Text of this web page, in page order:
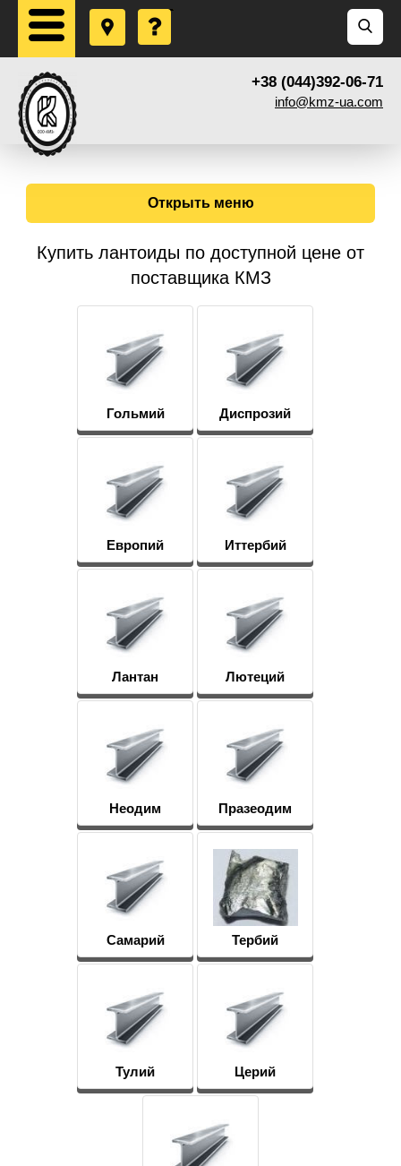
+38 (044)392-06-71
info@kmz-ua.com
Открыть меню
Купить лантоиды по доступной цене от
поставщика КМЗ
Гольмий Диспрозий
Европий Иттербий
Лантан Лютеций
Неодим Празеодим
Самарий Тербий
Тулий Церий